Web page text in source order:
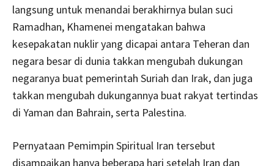
langsung untuk menandai berakhirnya bulan suci
Ramadhan, Khamenei mengatakan bahwa
kesepakatan nuklir yang dicapai antara Teheran dan
negara besar di dunia takkan mengubah dukungan
negaranya buat pemerintah Suriah dan Irak, dan juga
takkan mengubah dukungannya buat rakyat tertindas
di Yaman dan Bahrain, serta Palestina.
Pernyataan Pemimpin Spiritual Iran tersebut
disampaikan hanya beberapa hari setelah Iran dan